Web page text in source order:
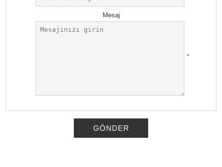
Mesaj
*
GÖNDER